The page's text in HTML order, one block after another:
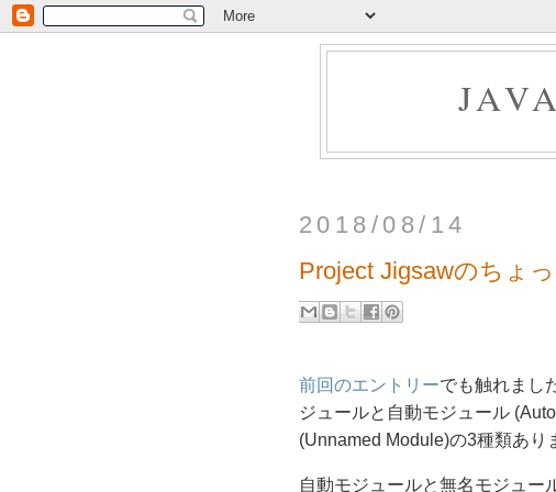
2018/08/14
Project Jigsawのちょ
前回のエントリーでも触れまし
ジュールと自動モジュール
(Unnamed Module)の3種類あり
自動モジュールと無名モジュー